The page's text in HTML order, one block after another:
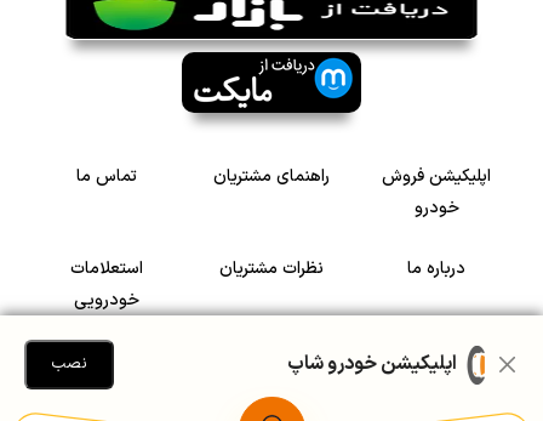
اپلیکیشن فروش
خودرو
راهنمای مشتریان تماس ما
درباره ما نظرات مشتریان
استعلامات
خودرویی
سرمایه گذاری در
رضایت مشتریاناپلیکیشن خودرو شاپ نصب